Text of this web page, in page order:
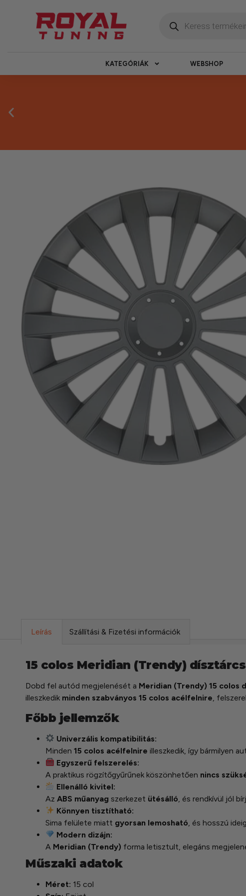
KATEGÓRIÁK WEBSHOP
Másnapi
Gyors rendelésfeldolgozással segítünk, hogy
Leírás Szállítási & Fizetési információk
15 colos Meridian (Trendy)
Dobd fel autód megjelenését a Meridian (Trendy) 15 colos
illeszkedik minden szabványos 15 colos acélfelnire,
Főbb jellemzők
Univerzális kompatibilitás:
Minden15 colos acélfelnire illeszkedik, így bármilyen
Egyszerű felszerelés:
A praktikus rögzítőgyűrűnek köszönhetően nincs
Ellenálló kivitel:
AzABS műanyag szerkezet ütésálló , és rendkívül jól
Könnyen tisztítható:
Sima felülete miatt gyorsan lemosható , és hosszú
Modern dizájn:
A Meridian (Trendy) forma letisztult, elegáns
Műszaki adatok
Méret: 15 col